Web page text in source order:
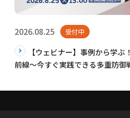
2026.08.25 受付中
【ウェビナー】事例から学
前線～今すぐ実践できる多重防御